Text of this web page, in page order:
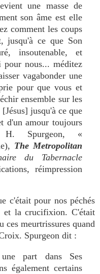
une masse de
son âme est elle
comment les coups
jusqu'à ce que Son
insoutenable, et
pour nous... méditez
vagabonder une
pour que vous et
ensemble sur les
jusqu'à ce que
d'un amour toujours
H. Spurgeon, «
The Metropolitan
du Tabernacle
réimpression
c'était pour nos péchés
et la crucifixion. C'était
ces meurtrissures quand
Spurgeon dit :
part dans Ses
également certains